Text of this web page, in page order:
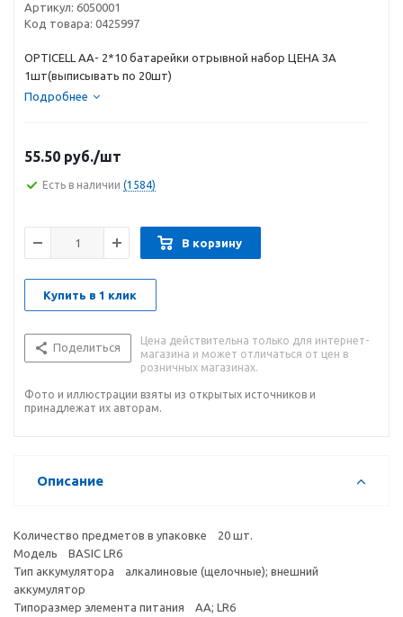
Артикул: 6050001
Код товара: 0425997
OPTICELL АА- 2*10 батарейки отрывной набор ЦЕНА ЗА
1шт(выписывать по 20шт)
Подробнее
55.50 руб./шт
Есть в наличии (1584)
В корзину
Купить в 1 клик
Поделиться
Цена действительна только для интернет-
магазина и может отличаться от цен в
розничных магазинах.
Фото и иллюстрации взяты из открытых источников и
принадлежат их авторам.
Описание
Количество предметов в упаковке 20 шт.
Модель BASIC LR6
Тип аккумулятора алкалиновые (щелочные); внешний
аккумулятор
Типоразмер элемента питания AA; LR6